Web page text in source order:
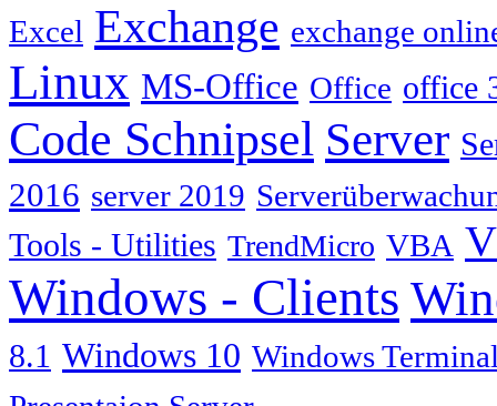
Excel Exchange exchange
Linux MS-Office Office office
Code Schnipsel Server
2016 server 2019
Tools - Utilities TrendMicro VBA
Windows - Clients
8.1 Windows 10 Windows